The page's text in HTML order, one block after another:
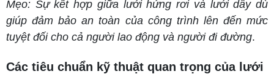
Mẹo: Sự kết hợp giữa lưới hứng rơi và lưới dây dù
giúp đảm bảo an toàn của công trình lên đến mức
tuyệt đối cho cả người lao động và người đi đường.
Các tiêu chuẩn kỹ thuật quan trọng của lưới